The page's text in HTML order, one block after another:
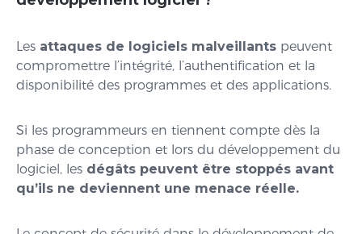
Les attaques de logiciels malveillants peuvent
compromettre l’intégrité, l’authentification et la
disponibilité des programmes et des applications.
Si les programmeurs en tiennent compte dès la
phase de conception et lors du développement du
logiciel, les dégâts peuvent être stoppés avant
qu’ils ne deviennent une menace réelle.